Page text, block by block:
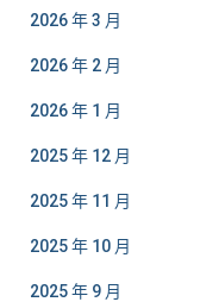
2026 年 3 月
2026 年 2 月
2026 年 1 月
2025 年 12 月
2025 年 11 月
2025 年 10 月
2025 年 9 月